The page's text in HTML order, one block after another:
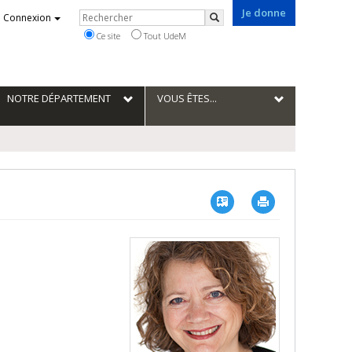
Je donne
Connexion Rechercher
Rechercher
Ce site Tout UdeM
NOTRE DÉPARTEMENT VOUS ÊTES...
Vcard